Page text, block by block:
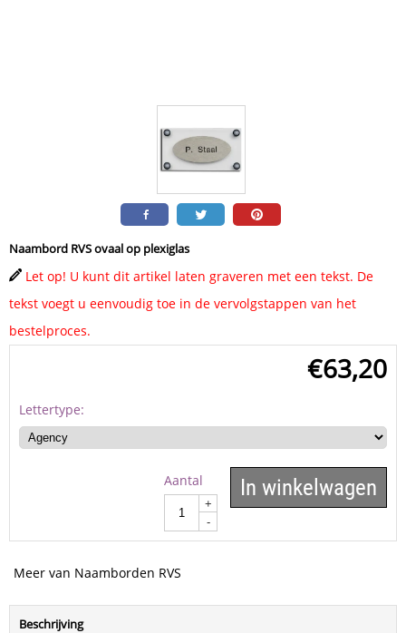
Naambord RVS ovaal op plexiglas
Let op! U kunt dit artikel laten graveren met een tekst. De
tekst voegt u eenvoudig toe in de vervolgstappen van het
bestelproces.
€63,20
Lettertype:
Aantal
+
-
In winkelwagen
Meer van Naamborden RVS
Beschrijving